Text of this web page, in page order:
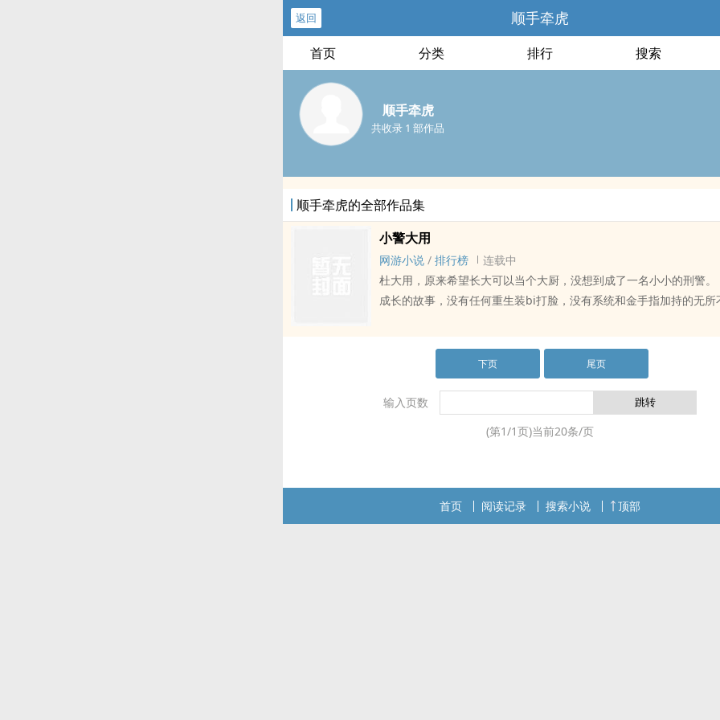
返回 顺手牵虎
首页 分类 排行 搜索
顺手牵虎
共收录 1 部作品
顺手牵虎的全部作品集
小警大用
网游小说 / 排行榜
连载中
杜大用，原来希望长大可以当个大厨，没想到成了一名小小的刑警。 这是一个小警
成长的故事，没有任何重生装bi打脸，没有系统和金手指加持的无所
力，不错的逻辑思维能力，不错的判断力，不错的想象力，面对案件
下页 尾页
输入页数
(第1/1页)当前20条/页
首页 阅读记录 搜索小说 顶部